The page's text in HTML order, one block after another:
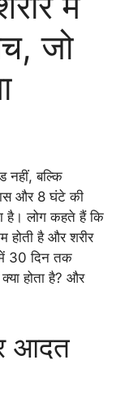
जो
नहीं, बल्कि
और 8 घंटे की
है। लोग कहते हैं कि
होती है और शरीर
30 दिन तक
होता है? और
आदत